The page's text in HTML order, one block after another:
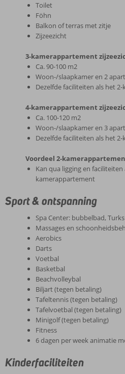
Toilet
Föhn
Balkon of terras met zitje
Zijzeezicht
3-kamerappartement
Ca. 90-100 m2
Woon-/slaapkamer en 2
Dezelfde faciliteiten als het
4-kamerappartement
Ca. 100-120 m2
Woon-/slaapkamer en 3
Dezelfde faciliteiten als het
Voordeel 2-
Kan qua ligging en
kamerappartement
Sport & ontspanning
Spa Center: bubbelbad,
Massages en
Aerobics
Darts
Voetbal
Basketbal
Beachvolleybal
Biljart (tegen betaling)
Tafeltennis (tegen betaling)
Tafelvoetbal (tegen betaling)
Minigolf (tegen betaling)
Fitness
6 dagen per week animatie
Kinderfaciliteiten